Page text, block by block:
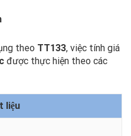
theo TT133, việc tính giá
được thực hiện theo các
liệu